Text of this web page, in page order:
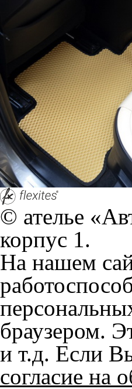
© ателье
корпус 1.
На нашем
браузером.
и т.д. Если
согласие на
Положении
+7 (351) 277